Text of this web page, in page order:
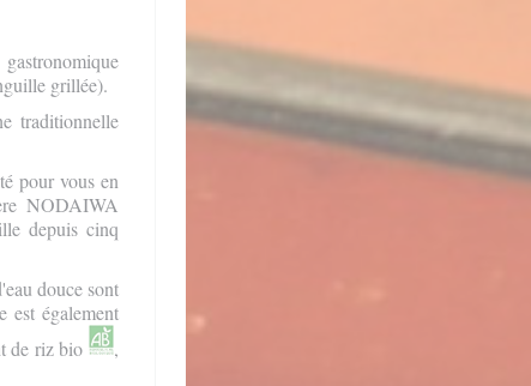
grillée).
traditionnelle
pour vous en
NODAIWA
depuis cinq
douce sont
est également
de riz bio
,